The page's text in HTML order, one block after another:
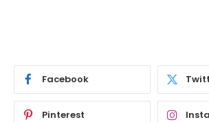
Facebook
Pinterest